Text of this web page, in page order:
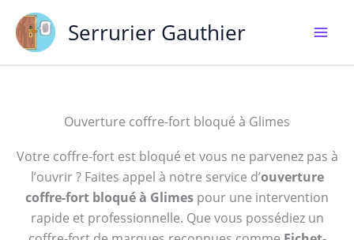
contenu
Serrurier Gauthier
Ouverture coffre-fort bloqué à Glimes
Votre coffre-fort est bloqué et vous ne parvenez pas à
l’ouvrir ? Faites appel à notre service d’ouverture
coffre-fort bloqué à Glimes pour une intervention
rapide et professionnelle. Que vous possédiez un